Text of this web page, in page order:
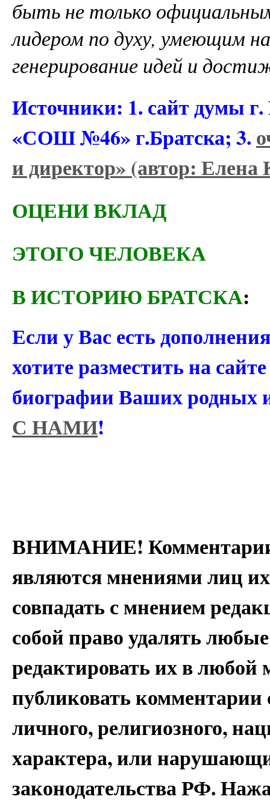
быть не только
лидером по духу, умеющим
генерирование идей и
Источники: 1. сайт думы
«СОШ №46» г.Братска; 3.
и директор» (автор: Елена
ОЦЕНИ ВКЛАД
ЭТОГО ЧЕЛОВЕКА
В ИСТОРИЮ БРАТСКА:
Если у Вас есть
хотите разместить на
биографии Ваших родных
С НАМИ!
ВНИМАНИЕ! Комментарии
являются мнениями лиц
совпадать с мнением
собой право удалять
редактировать их в
публиковать
личного, религиозного,
характера, или
законодательства РФ.